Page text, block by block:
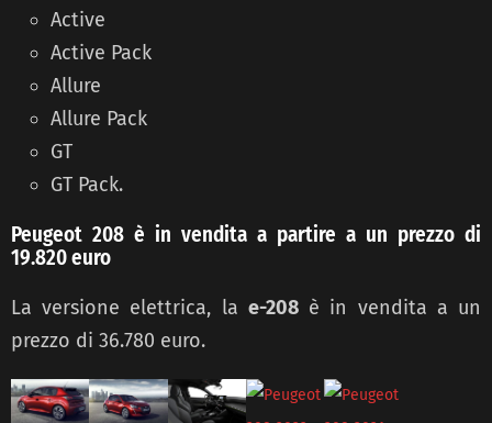
Active
Active Pack
Allure
Allure Pack
GT
GT Pack.
Peugeot 208 è in vendita a partire a un prezzo di
19.820 euro
La versione elettrica, la e-208è in vendita a un
prezzo di 36.780 euro.